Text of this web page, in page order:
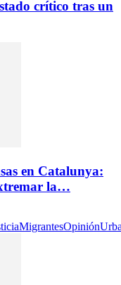
crítico tras un
en Catalunya:
la…
MigrantesOpinión